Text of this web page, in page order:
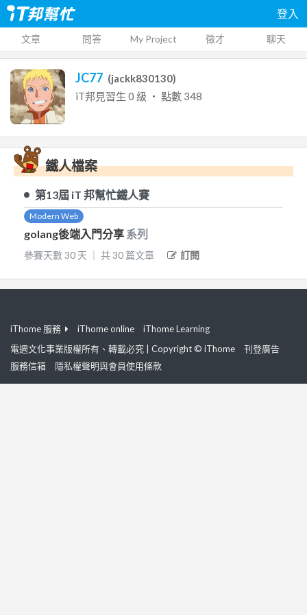
登入
文章 問答 My Project 徵才 聊天
JC77 (jackk830130)
iT邦見習生 0 級 ‧ 點數 348
鐵人檔案
第13屆 iT 邦幫忙鐵人賽
Modern Web
golang後端入門分享 系列
參賽天數30 天 共30 篇文章 訂閱
iThome 服務 iThome online
iThome Learning
電週文化事業版權所有、轉載必究 | Copyright © iThome
刊登廣告
服務信箱
隱私權聲明與會員使用條款